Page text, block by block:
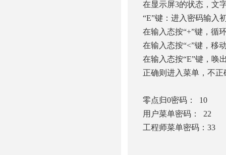
在显示屏3的状态，文
“E”键：进入密码输入
在输入态按“+”键，循
在输入态按“<”键，移
在输入态按“E”键，唤
正确则进入菜单，不
零点归0密码： 10
用户菜单密码： 22
工程师菜单密码：33